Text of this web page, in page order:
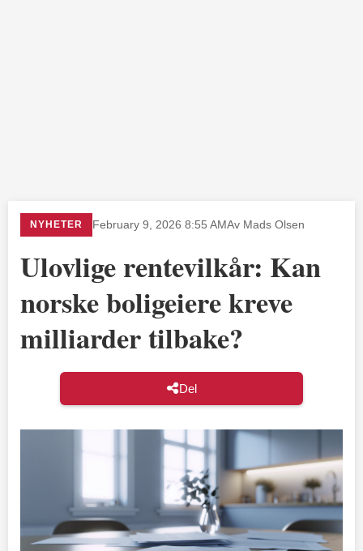
NYHETER February 9, 2026 8:55 AMAv Mads Olsen
Ulovlige rentevilkår: Kan
norske boligeiere kreve
milliarder tilbake?
Del